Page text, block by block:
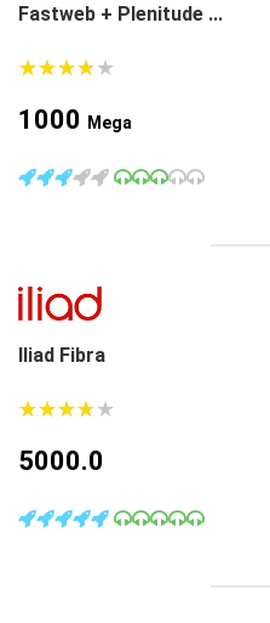
Fastweb + Plenitude ...
★★★★★
★★★★★
1000 Mega
Iliad Fibra
★★★★★
★★★★★
5000.0